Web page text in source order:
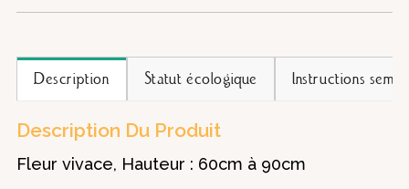
Description Statut écologique Instructions semis
Description Du Produit
Fleur vivace, Hauteur : 60cm à 90cm